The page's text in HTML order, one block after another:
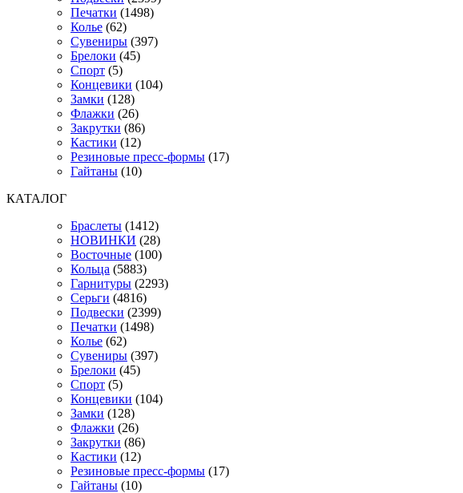
Печатки (1498)
Колье (62)
Сувениры (397)
Брелоки (45)
Спорт (5)
Концевики (104)
Замки (128)
Флажки (26)
Закрутки (86)
Кастики (12)
Резиновые пресс-формы (17)
Гайтаны (10)
КАТАЛОГ
Браслеты (1412)
НОВИНКИ (28)
Восточные (100)
Кольца (5883)
Гарнитуры (2293)
Серьги (4816)
Подвески (2399)
Печатки (1498)
Колье (62)
Сувениры (397)
Брелоки (45)
Спорт (5)
Концевики (104)
Замки (128)
Флажки (26)
Закрутки (86)
Кастики (12)
Резиновые пресс-формы (17)
Гайтаны (10)